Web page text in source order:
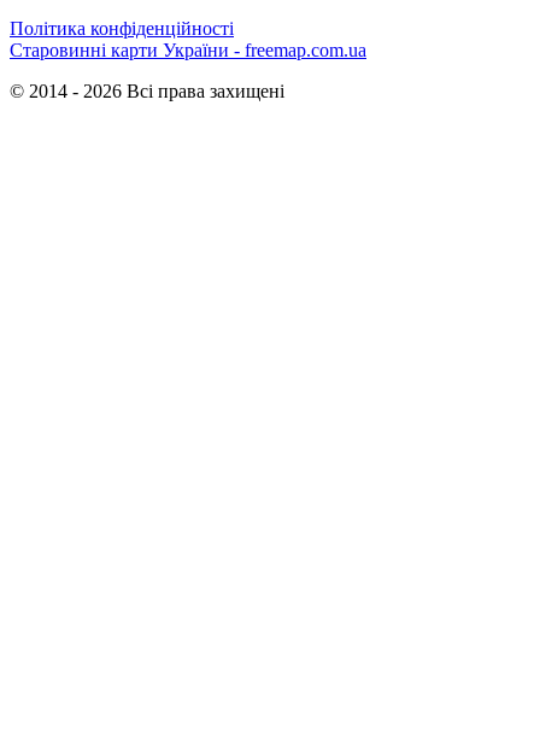
Політика конфіденційності
Старовинні карти України - freemap.com.ua
© 2014 - 2026 Всі права захищені